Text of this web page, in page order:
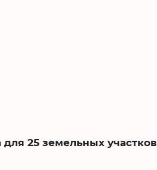
25 земельных участков